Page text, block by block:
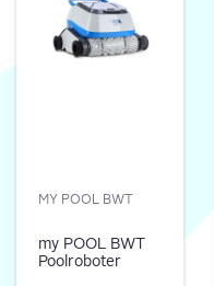
MY POOL BWT
my POOL BWT
Poolroboter